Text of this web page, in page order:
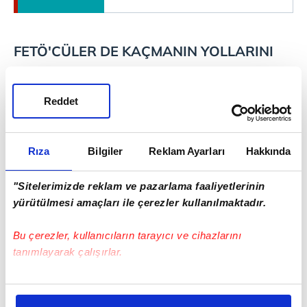
Rıza Bilgiler Reklam Ayarları Hakkında
"Sitelerimizde reklam ve pazarlama faaliyetlerinin
yürütülmesi amaçları ile çerezler kullanılmaktadır.
Bu çerezler, kullanıcıların tarayıcı ve cihazlarını
tanımlayarak çalışırlar.
Bu çerezlere izin vermeniz halinde sizlere özel
Reddet
FETÖ'CÜLER DE KAÇMANIN YOLLARINI
Seçim öncesinde Clinton'a bağışlarda
bulunarak desteklerini gösteren FETÖ'nün
ABD'deki firari üyeleri de Kanada'ya gitmek
için göçmenlik sitesine girmeye çalışanlar
arasında... Trump'ın danışmanı da FETÖ ile
ABD başkanlık seçimlerinde ibrenin